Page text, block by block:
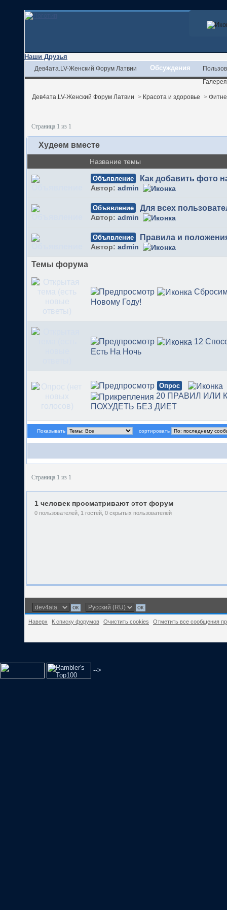
Наши Друзья
Дев4ата.LV-Женский Форум Латвии Обсуждения
Галерея
Дев4ата.LV-Женский Форум Латвии > Красота и здоровье >
Страница 1 из 1
Худеем вместе
Название темы
Объявление Как добавить фото
Автор: admin
Объявление Для всех
Автор: admin
Объявление Правила и
Автор: admin
Темы форума
Новому Году!
12
Есть На Ночь
Опрос
20 ПРАВИЛ ИЛИ
ПОХУДЕТЬ БЕЗ ДИЕТ
Показывать сортировать
Страница 1 из 1
1 человек просматривают этот форум
0 пользователей, 1 гостей, 0 скрытых пользователей
Наверх К списку форумов Очистить cookies Отметить все сообщения
-->